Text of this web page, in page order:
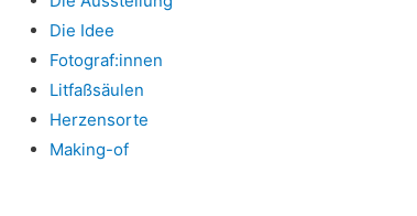
Die Idee
Fotograf:innen
Lit­faß­säu­len
Her­zens­or­te
Making-of